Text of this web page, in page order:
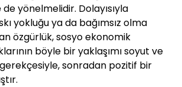
yönelmelidir. Dolayısıyla
yokluğu ya da bağımsız olma
özgürlük, sosyo ekonomik
böyle bir yaklaşımı soyut ve
gerekçesiyle, sonradan pozitif bir